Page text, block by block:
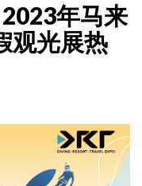
香港
年马来
观光展热